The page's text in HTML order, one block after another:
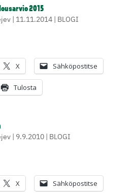
2015
| 11.11.2014| BLOGI
X Sähköpostitse
Tulosta
| 9.9.2010| BLOGI
X Sähköpostitse